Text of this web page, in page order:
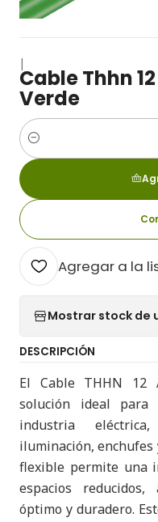
|
Cable Thhn
Verde
Cantidad
Agregar a la
Mostrar stock de
DESCRIPCIÓN
El Cable THHN 12
solución ideal para
industria
iluminación, enchufes
flexible permite una
espacios
óptimo y duradero.